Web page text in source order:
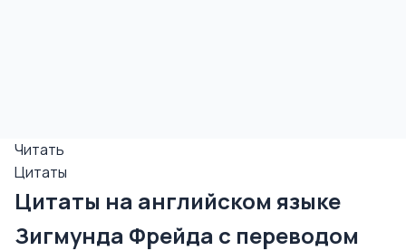
Читать
Цитаты
Цитаты на английском языке
Зигмунда Фрейда с переводом